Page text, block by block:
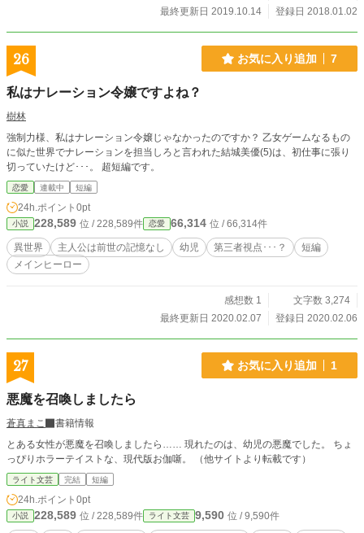
最終更新日 2019.10.14
登録日 2018.01.02
26 お気に入り追加 7
私はナレーション令嬢ですよね？
樹林
強制力様、私はナレーション令嬢じゃなかったのですか？ 乙女ゲームなるもの
に似た世界でナレーションを担当しろと言われた結城美優(5)は、初仕事に張り
切っていたけど･･･。 超短編です。
恋愛 連載中 短編
24h.ポイント 0pt
小説 228,589 位 / 228,589件 恋愛 66,314 位 / 66,314件
異世界 主人公は前世の記憶なし 幼児 第三者視点･･･？
短編
メインヒーロー
感想数 1
文字数 3,274
最終更新日 2020.02.07
登録日 2020.02.06
27 お気に入り追加 1
悪魔を召喚しましたら
蒼真まこ
書籍情報
とある女性が悪魔を召喚しましたら…… 現れたのは、幼児の悪魔でした。 ちょ
っぴりホラーテイストな、現代版お伽噺。 （他サイトより転載です）
ライト文芸 完結 短編
24h.ポイント 0pt
小説 228,589 位 / 228,589件 ライト文芸 9,590 位 / 9,590件